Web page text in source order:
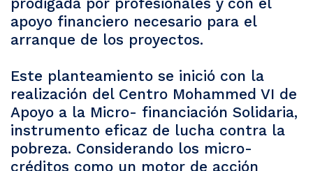
apoyo financiero necesario para el
arranque de los proyectos.
Este planteamiento se inició con la
realización del Centro Mohammed VI de
Apoyo a la Micro- financiación Solidaria,
instrumento eficaz de lucha contra la
pobreza. Considerando los micro-
créditos como un motor de acción